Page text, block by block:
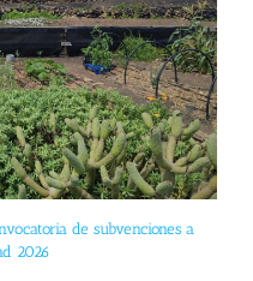
de subvenciones a
2026